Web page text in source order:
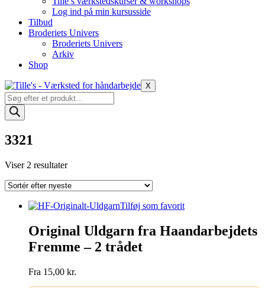
Log ind på min kursusside
Tilbud
Broderiets Univers
Broderiets Univers
Arkiv
Shop
X
Products
search
3321
Viser 2 resultaterSorteret
seneste
Tilføj som favorit
Original Uldgarn fra Haandarbejdets
Fremme – 2 trådet
Fra 15,00 kr.